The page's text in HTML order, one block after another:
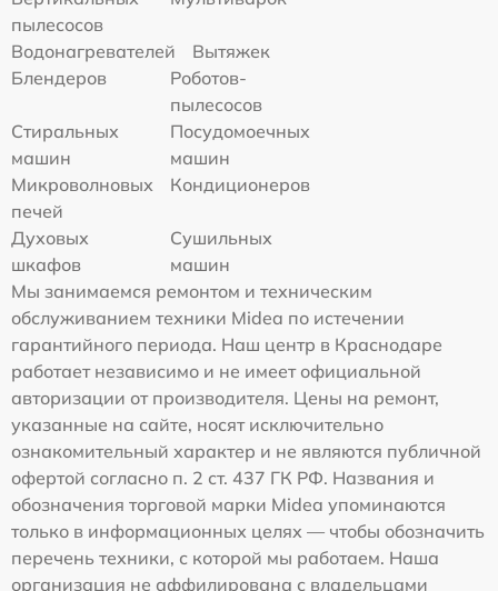
пылесосов
Водонагревателей
Вытяжек
Блендеров
Роботов-
пылесосов
Стиральных
машин
Посудомоечных
машин
Микроволновых
печей
Кондиционеров
Духовых
шкафов
Сушильных
машин
Мы занимаемся ремонтом и техническим
обслуживанием техники Midea по истечении
гарантийного периода. Наш центр в Краснодаре
работает независимо и не имеет официальной
авторизации от производителя. Цены на ремонт,
указанные на сайте, носят исключительно
ознакомительный характер и не являются публичной
офертой согласно п. 2 ст. 437 ГК РФ. Названия и
обозначения торговой марки Midea упоминаются
только в информационных целях — чтобы обозначить
перечень техники, с которой мы работаем. Наша
организация не аффилирована с владельцами